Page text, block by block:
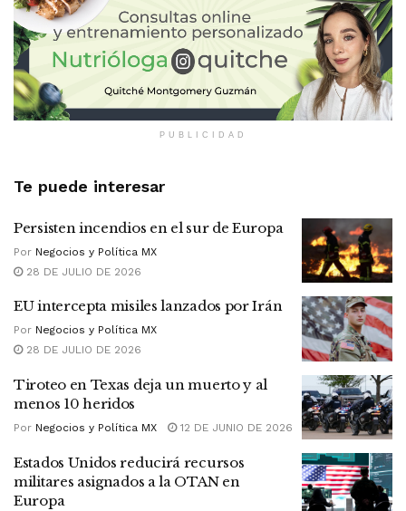
PUBLICIDAD
Te puede interesar
Persisten incendios en el sur de Europa
Por Negocios y Política MX
28 DE JULIO DE 2026
EU intercepta misiles lanzados por Irán
Por Negocios y Política MX
28 DE JULIO DE 2026
Tiroteo en Texas deja un muerto y al
menos 10 heridos
Por Negocios y Política MX 12 DE JUNIO DE 2026
Estados Unidos reducirá recursos
militares asignados a la OTAN en
Europa